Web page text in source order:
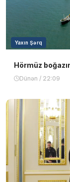
Yaxın Şərq
Hörmüz
Dünən / 22:09